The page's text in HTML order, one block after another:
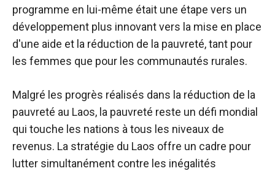
programme en lui-même était une étape vers un
développement plus innovant vers la mise en place
d'une aide et la réduction de la pauvreté, tant pour
les femmes que pour les communautés rurales.
Malgré les progrès réalisés dans la réduction de la
pauvreté au Laos, la pauvreté reste un défi mondial
qui touche les nations à tous les niveaux de
revenus. La stratégie du Laos offre un cadre pour
lutter simultanément contre les inégalités